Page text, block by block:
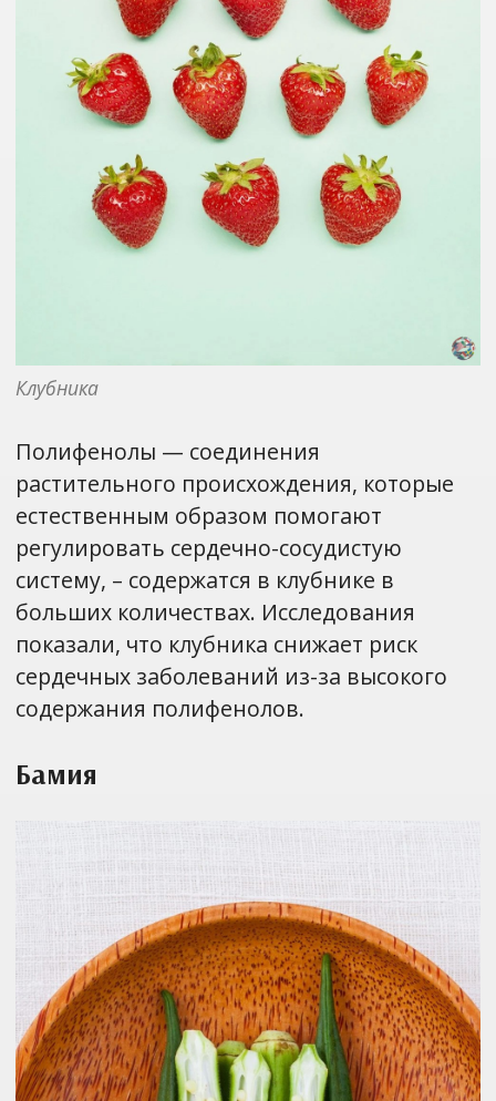
Клубника
Полифенолы — соединения
растительного происхождения, которые
естественным образом помогают
регулировать сердечно-сосудистую
систему, – содержатся в клубнике в
больших количествах. Исследования
показали, что клубника снижает риск
сердечных заболеваний из-за высокого
содержания полифенолов.
Бамия